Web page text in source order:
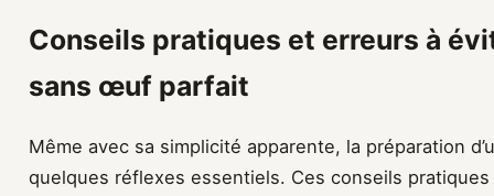
Conseils pratiques et erreurs à
sans œuf parfait
Même avec sa simplicité apparente, la préparation
quelques réflexes essentiels. Ces conseils